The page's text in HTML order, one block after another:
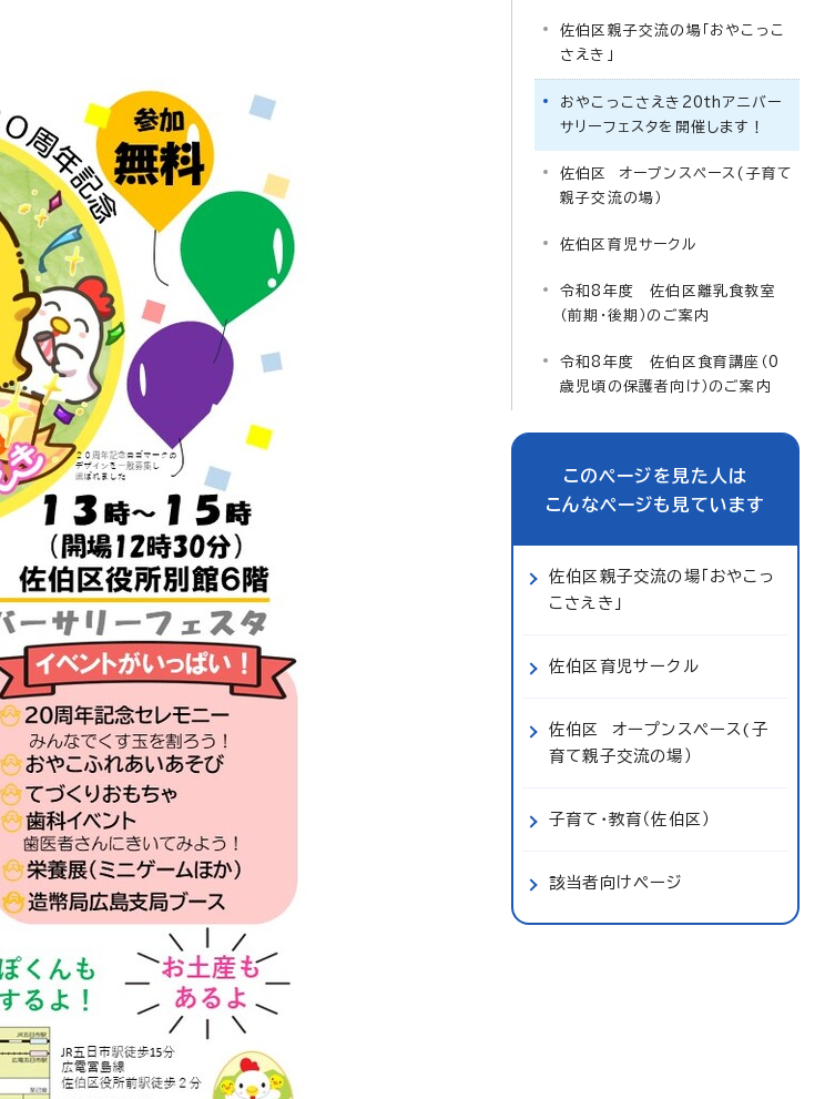
佐伯区親子交流の場「おやこっこ
さえき」
おやこっこさえき20thアニバー
サリーフェスタを開催します！
佐伯区 オープンスペース(子育て
親子交流の場）
佐伯区育児サークル
令和8年度 佐伯区離乳食教室
（前期・後期）のご案内
令和8年度 佐伯区食育講座（0
歳児頃の保護者向け）のご案内
このページを見た人は
こんなページも見ています
佐伯区親子交流の場「おやこっ
こさえき」
佐伯区育児サークル
佐伯区 オープンスペース(子
育て親子交流の場）
子育て・教育（佐伯区）
該当者向けページ